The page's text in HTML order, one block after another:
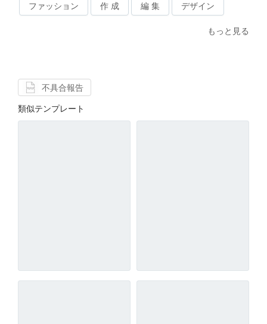
ファッション 作 成 編 集 デザイン
もっと見る
不具合報告
類似テンプレート